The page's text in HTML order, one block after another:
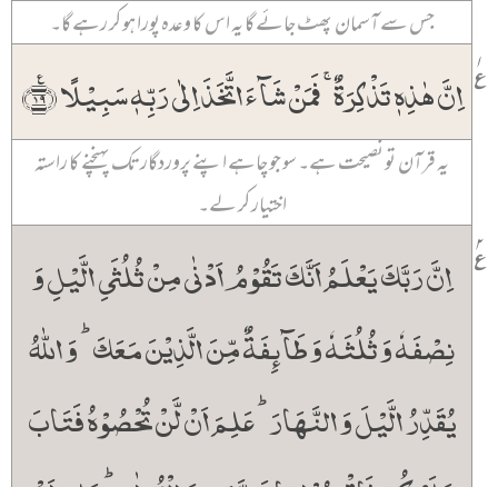
جس سے آسمان پھٹ جائے گا یہ اس کا وعدہ پورا ہو کر رہے گا۔
اِنَّ ہٰذِہٖ تَذۡکِرَۃٌ ۚ فَمَنۡ شَآءَ اتَّخَذَ اِلٰی رَبِّہٖ سَبِیۡلًا ﴿٪۱۹﴾٪۱
یہ قرآن تو نصیحت ہے۔ سو جو چاہے اپنے پروردگار تک پہنچنے کا راستہ
اختیار کر لے۔
اِنَّ رَبَّکَ یَعۡلَمُ اَنَّکَ تَقُوۡمُ اَدۡنٰی مِنۡ ثُلُثَیِ الَّیۡلِ وَ
نِصۡفَہٗ وَ ثُلُثَہٗ وَ طَآئِفَۃٌ مِّنَ الَّذِیۡنَ مَعَکَ ؕ وَ اللّٰہُ
یُقَدِّرُ الَّیۡلَ وَ النَّہَارَ ؕ عَلِمَ اَنۡ لَّنۡ تُحۡصُوۡہُ فَتَابَ
۲